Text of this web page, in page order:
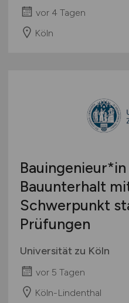
vor 4 Tagen
Köln
Bauingenieur*in
Bauunterhalt
Schwerpunkt
Prüfungen
Universität zu Köln
vor 5 Tagen
Köln-Lindenthal